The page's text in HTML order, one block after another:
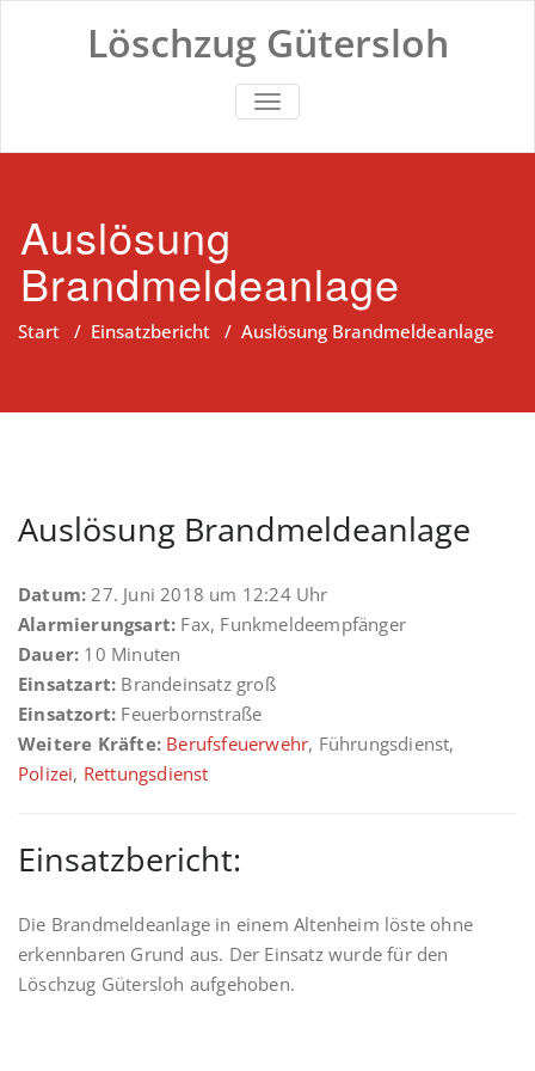
Löschzug Gütersloh
TOGGLE NAVIGATION
Auslösung
Brandmeldeanlage
Start / Einsatzbericht / Auslösung Brandmeldeanlage
Auslösung Brandmeldeanlage
Datum: 27. Juni 2018 um 12:24 Uhr
Alarmierungsart: Fax, Funkmeldeempfänger
Dauer: 10 Minuten
Einsatzart: Brandeinsatz groß
Einsatzort: Feuerbornstraße
Weitere Kräfte: Berufsfeuerwehr, Führungsdienst,
Polizei, Rettungsdienst
Einsatzbericht:
Die Brandmeldeanlage in einem Altenheim löste ohne
erkennbaren Grund aus. Der Einsatz wurde für den
Löschzug Gütersloh aufgehoben.